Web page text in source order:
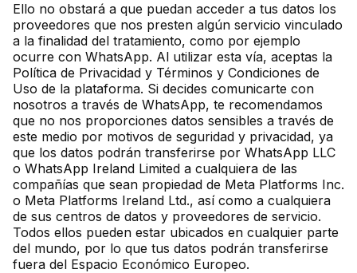
Ello no obstará a que puedan acceder a tus datos los
proveedores que nos presten algún servicio vinculado
a la finalidad del tratamiento, como por ejemplo
ocurre con WhatsApp. Al utilizar esta vía, aceptas la
Política de Privacidad y Términos y Condiciones de
Uso de la plataforma. Si decides comunicarte con
nosotros a través de WhatsApp, te recomendamos
que no nos proporciones datos sensibles a través de
este medio por motivos de seguridad y privacidad, ya
que los datos podrán transferirse por WhatsApp LLC
o WhatsApp Ireland Limited a cualquiera de las
compañías que sean propiedad de Meta Platforms Inc.
o Meta Platforms Ireland Ltd., así como a cualquiera
de sus centros de datos y proveedores de servicio.
Todos ellos pueden estar ubicados en cualquier parte
del mundo, por lo que tus datos podrán transferirse
fuera del Espacio Económico Europeo.